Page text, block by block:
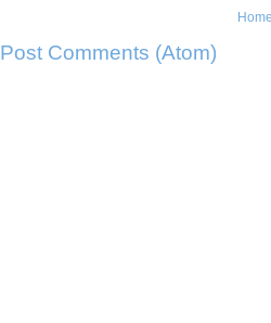
Post Comments (Atom)